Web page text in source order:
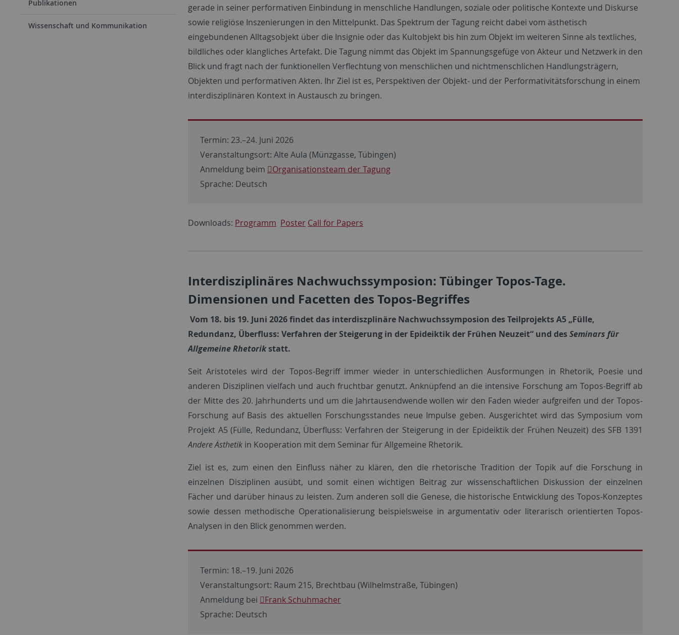
Publikationen
Wissenschaft und Kommunikation
gerade in seiner performativen Einbindung in menschliche Handlungen, soziale oder politische Kontexte und Diskurse
sowie religiöse Inszenierungen in den Mittelpunkt. Das Spektrum der Tagung reicht dabei vom ästhetisch
eingebundenen Alltagsobjekt über die Insignie oder das Kultobjekt bis hin zum Objekt im weiteren Sinne als textliches,
bildliches oder klangliches Artefakt. Die Tagung nimmt das Objekt im Spannungsgefüge von Akteur und Netzwerk in den
Blick und fragt nach der funktionellen Verflechtung von menschlichen und nichtmenschlichen Handlungsträgern,
Objekten und performativen Akten. Ihr Ziel ist es, Perspektiven der Objekt- und der Performativitätsforschung in einem
interdisziplinären Kontext in Austausch zu bringen.
Termin: 23.–24. Juni 2026
Veranstaltungsort: Alte Aula (Münzgasse, Tübingen)
Anmeldung beim
Organisationsteam der Tagung
Sprache: Deutsch
Downloads: Programm Poster Call for Papers
Interdisziplinäres Nachwuchssymposion: Tübinger Topos-Tage.
Dimensionen und Facetten des Topos-Begriffes
Vom 18. bis 19. Juni 2026findet das interdiszplinäre Nachwuchssymposion des Teilprojekts A5 „Fülle,
Redundanz, Überfluss: Verfahren der Steigerung in der Epideiktik der Frühen Neuzeit“ und desSeminars für
Allgemeine Rhetorikstatt.
Seit Aristoteles wird der Topos-Begriff immer wieder in unterschiedlichen Ausformungen in Rhetorik, Poesie und
anderen Disziplinen vielfach und auch fruchtbar genutzt. Anknüpfend an die intensive Forschung am Topos-Begriff ab
der Mitte des 20. Jahrhunderts und um die Jahrtausendwende wollen wir den Faden wieder aufgreifen und der Topos-
Forschung auf Basis des aktuellen Forschungsstandes neue Impulse geben. Ausgerichtet wird das Symposium vom
Projekt A5 (Fülle, Redundanz, Überfluss: Verfahren der Steigerung in der Epideiktik der Frühen Neuzeit) des SFB 1391
Andere Ästhetik in Kooperation mit dem Seminar für Allgemeine Rhetorik.
Ziel ist es, zum einen den Einfluss näher zu klären, den die rhetorische Tradition der Topik auf die Forschung in
einzelnen Disziplinen ausübt, und somit einen wichtigen Beitrag zur wissenschaftlichen Diskussion der einzelnen
Fächer und darüber hinaus zu leisten. Zum anderen soll die Genese, die historische Entwicklung des Topos-Konzeptes
sowie dessen methodische Operationalisierung beispielsweise in argumentativ oder literarisch orientierten Topos-
Analysen in den Blick genommen werden.
Termin: 18.–19. Juni 2026
Veranstaltungsort: Raum 215, Brechtbau (Wilhelmstraße, Tübingen)
Anmeldung bei
Frank Schuhmacher
Sprache: Deutsch